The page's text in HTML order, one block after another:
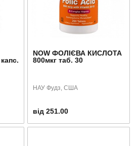
NOW ФОЛІЄВА КИСЛОТА
800мкг таб. 30
НАУ Фудз, США
від 251.00